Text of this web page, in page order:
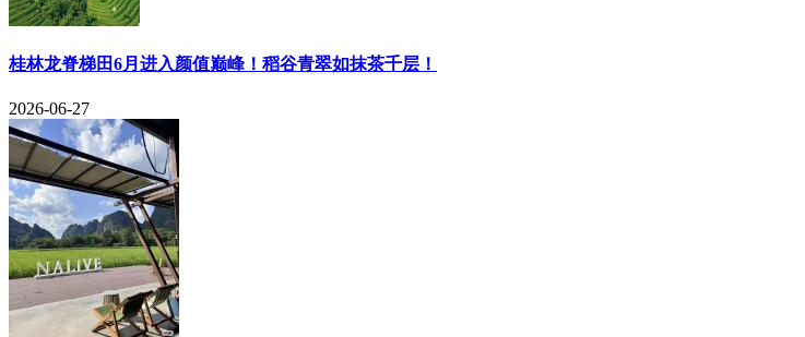
​桂林龙脊梯田6月进入颜值巅峰！稻谷青翠如抹茶千层！
2026-06-27